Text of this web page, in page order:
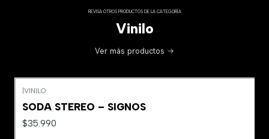
REVISA OTROS PRODUCTOS DE LA CATEGORÍA
Vinilo
Ver más productos
VINILO
SODA STEREO – SIGNOS
$35.990